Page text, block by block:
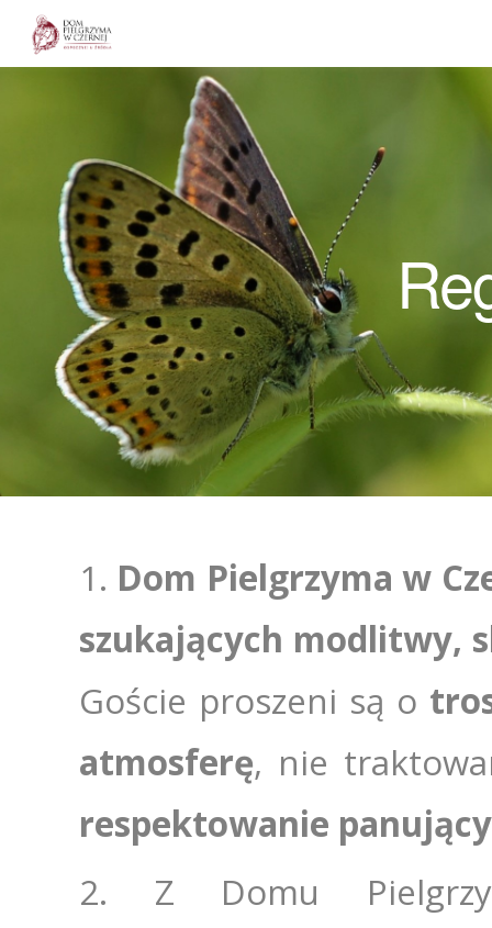
Dom Pielgrzyma w Czernej
Dom Pielgrzyma w
szukających modlitwy,
Goście proszeni są o
atmosferę, nie
respektowanie
Z Domu